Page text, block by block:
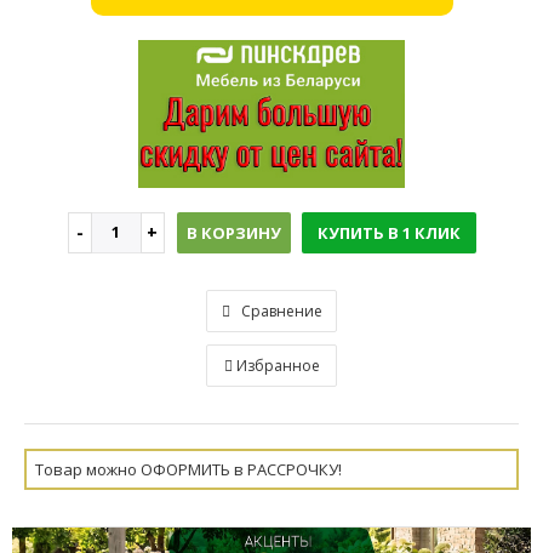
В КОРЗИНУ КУПИТЬ В 1 КЛИК
Сравнение
Избранное
Товар можно ОФОРМИТЬ в РАССРОЧКУ!